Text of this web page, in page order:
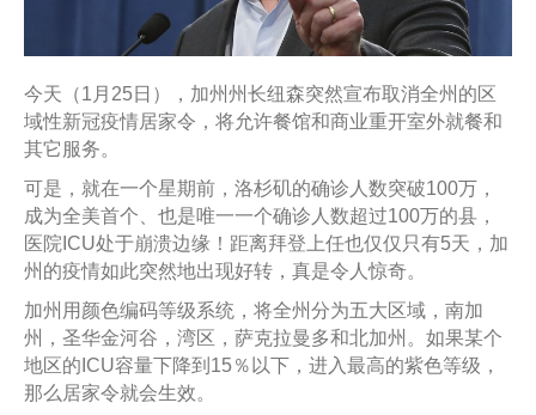
今天（1月25日），加州州长纽森突然宣布取消全州的区
域性新冠疫情居家令，将允许餐馆和商业重开室外就餐和
其它服务。
可是，就在一个星期前，洛杉矶的确诊人数突破100万，
成为全美首个、也是唯一一个确诊人数超过100万的县，
医院ICU处于崩溃边缘！距离拜登上任也仅仅只有5天，加
州的疫情如此突然地出现好转，真是令人惊奇。
加州用颜色编码等级系统，将全州分为五大区域，南加
州，圣华金河谷，湾区，萨克拉曼多和北加州。如果某个
地区的ICU容量下降到15％以下，进入最高的紫色等级，
那么居家令就会生效。